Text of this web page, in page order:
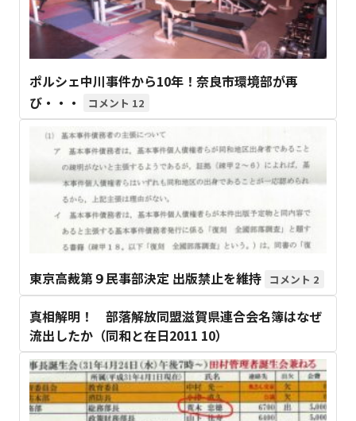
ポルシェ中川事件から10年！奈良市環境部が再
び・・・
12
東京高裁第９民事部決定 出版禁止を維持 2
真相解明！ 部落解放同盟滋賀県連合会名簿はなぜ
流出したか（同和と在日2011 10）